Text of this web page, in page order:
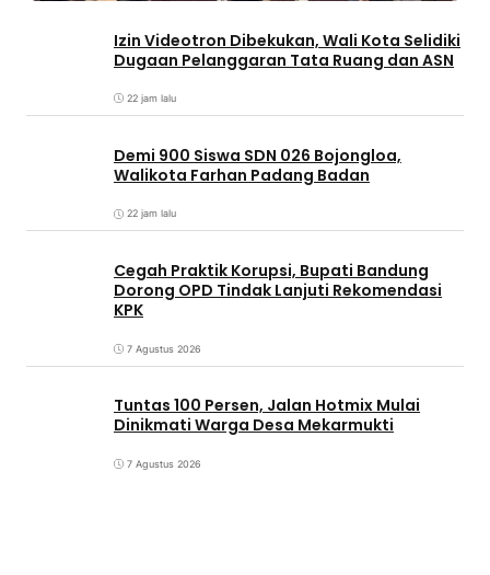
Izin Videotron Dibekukan, Wali Kota Selidiki
Dugaan Pelanggaran Tata Ruang dan ASN
22 jam lalu
Demi 900 Siswa SDN 026 Bojongloa,
Walikota Farhan Padang Badan
22 jam lalu
Cegah Praktik Korupsi, Bupati Bandung
Dorong OPD Tindak Lanjuti Rekomendasi
KPK
7 Agustus 2026
Tuntas 100 Persen, Jalan Hotmix Mulai
Dinikmati Warga Desa Mekarmukti
7 Agustus 2026